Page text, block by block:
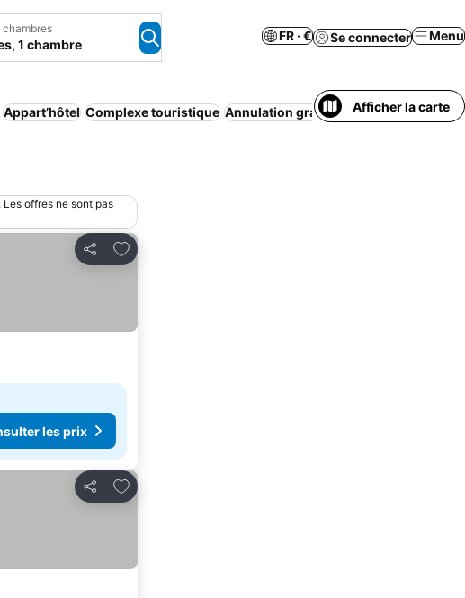
chambres
1 chambre
FR · € Se connecter Menu
Appart’hôtel Complexe touristique Annulation gratuite Aucun
Afficher la carte
offres ne sont pas
Partager
Ajouter à mes favoris
les prix
Partager
Ajouter à mes favoris